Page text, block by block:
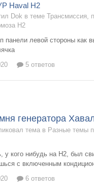
Haval H2
Dok в теме Трансмиссия,
H2
панели левой стороны как
5 ответов
генератора
тема в Разные темы
у кого нибудь на H2, был
с включенным
6 ответов